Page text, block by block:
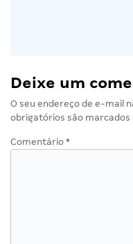
Deixe um
O seu endereço de e-mail
obrigatórios são marcados
Comentário *